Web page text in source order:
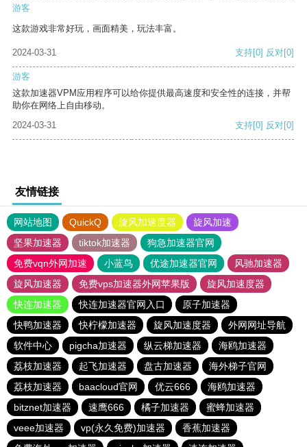
游客
这款游戏非常好玩，画面精美，玩法丰富。
2024-03-31 支持[0] 反对[0]
游客
这款加速器VPM应用程序可以给你提供最高速度和安全性的连接，并帮
助你在网络上自由移动。
2024-03-31
支持[0] 反对[0]
友情链接
网站地图 QuickQ 旋风加速度器
旋风加速
坚果加速器
tiktok加速器
狗急加速器官网
免费vqn外网加速
小蓝鸟 优途加速器官网
风驰加速器
旋风加速器
免费vps加速器外网苹果版
旋风加速度器
快连加速器
快连加速器官网入口
原子加速器
快鸭加速器
快柠檬加速器 旋风加速度器
外网网址导航
软件中心
pigcha加速器 纵云梯加速器
海鸥加速器
荔枝加速器
起飞加速器 盘古加速器
海外梯子官网
荔枝加速器
baacloud官网 优云666
海鸥加速器
bitznet加速器
速鹰666 橘子加速器
蜜蜂加速器
veee加速器
vp(永久免费)加速器
香蕉加速器